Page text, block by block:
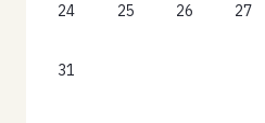
24 25 26 27
31